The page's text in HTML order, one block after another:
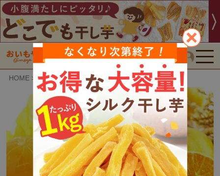
検索
HOME おいもや特選スイーツ みかんゼリー (6個)